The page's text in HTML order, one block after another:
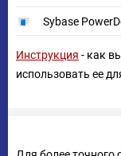
Sybase
Инструкция - как
использовать ее